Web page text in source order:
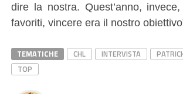
dire la nostra. Quest’anno,
favoriti, vincere era il nostro
TEMATICHE CHL INTERVISTA
TOP